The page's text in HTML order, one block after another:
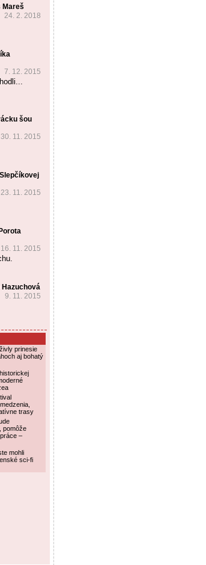
Mareš
24. 2. 2018
7. 12. 2015
šou
30. 11. 2015
23. 11. 2015
16. 11. 2015
9. 11. 2015
prinesie
aj bohatý
trasy
pomôže
–
mohli
sci-fi